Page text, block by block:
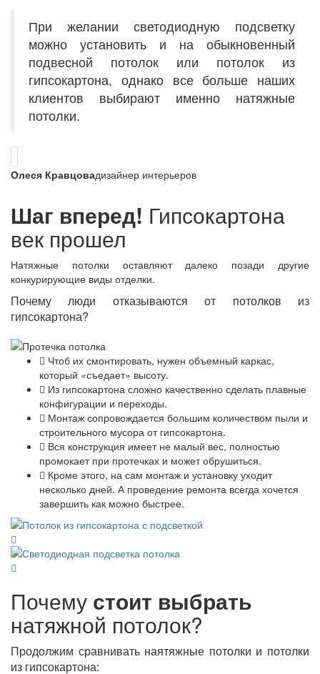
При желании светодиодную подсветку
можно установить и на обыкновенный
подвесной потолок или потолок из
гипсокартона, однако все больше наших
клиентов выбирают именно натяжные
потолки.
Олеся Кравцовадизайнер интерьеров
Шаг вперед! Гипсокартона
век прошел
Натяжные потолки оставляют далеко позади другие
конкурирующие виды отделки.
Почему люди отказываются от потолков из
гипсокартона?
Чтоб их смонтировать, нужен объемный каркас,
который «съедает» высоту.
Из гипсокартона сложно качественно сделать плавные
конфигурации и переходы.
Монтаж сопровождается большим количеством пыли и
строительного мусора от гипсокартона.
Вся конструкция имеет не малый вес, полностью
промокает при протечках и может обрушиться.
Кроме этого, на сам монтаж и установку уходит
несколько дней. А проведение ремонта всегда хочется
завершить как можно быстрее.
Почему стоит выбрать
натяжной потолок?
Продолжим сравнивать наятяжные потолки и потолки
из гипсокартона: